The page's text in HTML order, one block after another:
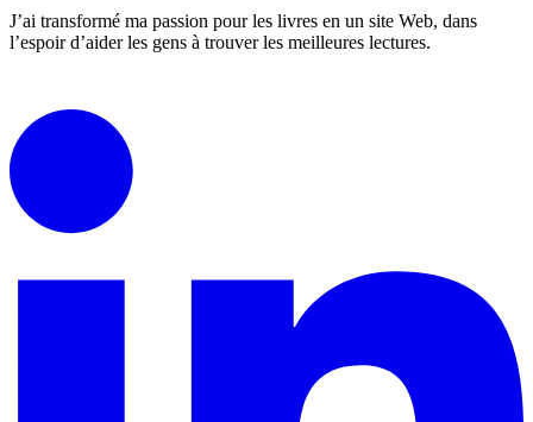
J’ai transformé ma passion pour les livres en un site Web, dans
l’espoir d’aider les gens à trouver les meilleures lectures.